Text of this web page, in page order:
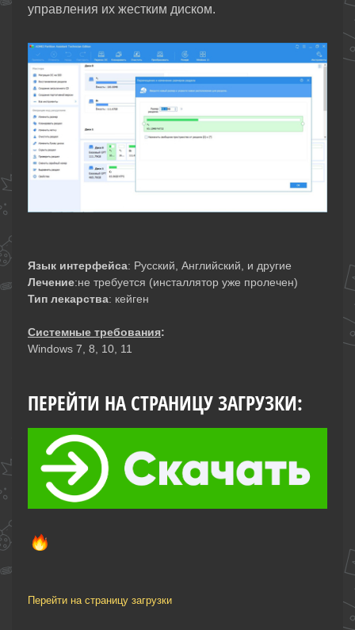
управления их жестким диском.
Язык интерфейса: Русский, Английский, и другие
Лечение:не требуется (инсталлятор уже пролечен)
Тип лекарства: кейген
Системные требования:
Windows 7, 8, 10, 11
ПЕРЕЙТИ НА СТРАНИЦУ ЗАГРУЗКИ:
Перейти на страницу загрузки